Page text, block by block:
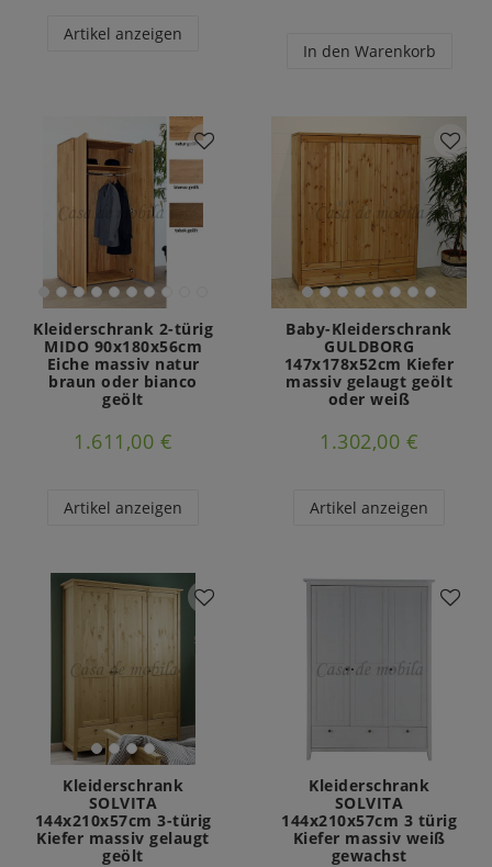
Artikel anzeigen
In den Warenkorb
Kleiderschrank 2-türig
MIDO 90x180x56cm
Eiche massiv natur
braun oder bianco
geölt
1.611,00 €
Artikel anzeigen
Baby-Kleiderschrank
GULDBORG
147x178x52cm Kiefer
massiv gelaugt geölt
oder weiß
1.302,00 €
Artikel anzeigen
Kleiderschrank
SOLVITA
144x210x57cm 3-türig
Kiefer massiv gelaugt
geölt
Kleiderschrank
SOLVITA
144x210x57cm 3 türig
Kiefer massiv weiß
gewachst